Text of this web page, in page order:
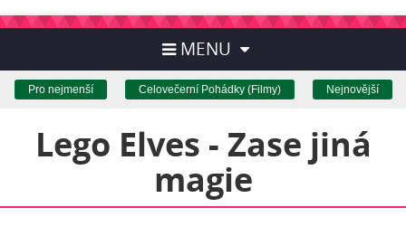
MENU
Pro nejmenší Celovečerní Pohádky (Filmy) Nejnovější
Lego Elves - Zase jiná
magie